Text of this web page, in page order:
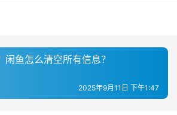
鱼怎么清空所有信息？
2025年9月11日 下午1:47